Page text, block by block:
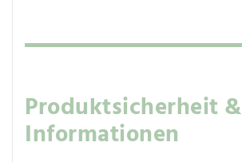
Produktsicherheit &
Informationen